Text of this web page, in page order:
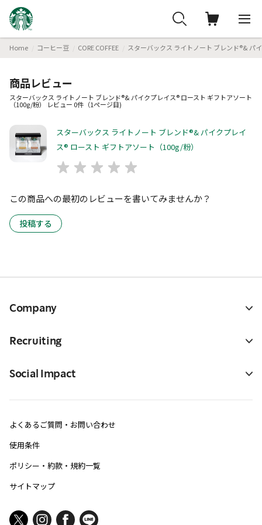
Home コーヒー豆 CORE COFFEE スターバックス ライトノート ブレンド®& パ
商品レビュー
スターバックス ライトノート ブレンド®& パイクプレイス® ロースト ギフトアソート
（100g/粉） レビュー 0件（1ページ目)
スターバックス ライトノート ブレンド®& パイクプレイ
ス® ロースト ギフトアソート（100g/粉）
この商品への最初のレビューを書いてみませんか？
投稿する
Company
Recruiting
Social Impact
よくあるご質問・お問い合わせ
使用条件
ポリシー・約款・規約一覧
サイトマップ